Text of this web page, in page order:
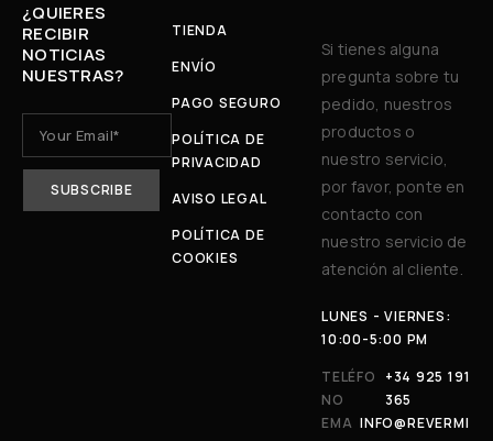
¿QUIERES
RECIBIR
NOTICIAS
NUESTRAS?
TIENDA
ENVÍO
PAGO SEGURO
POLÍTICA DE
PRIVACIDAD
AVISO LEGAL
POLÍTICA DE
COOKIES
Si tienes alguna
pregunta sobre tu
pedido, nuestros
productos o
nuestro servicio,
por favor, ponte en
contacto con
nuestro servicio de
atención al cliente.
LUNES - VIERNES:
10:00-5:00 PM
TELÉFO
NO
+34 925 191
365
EMA INFO@REVERMI